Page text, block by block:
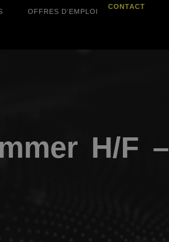
OFFRES D’EMPLOI
CONTACT
H/F –